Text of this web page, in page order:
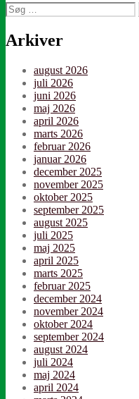
Søg
efter:
Arkiver
august 2026
juli 2026
juni 2026
maj 2026
april 2026
marts 2026
februar 2026
januar 2026
december 2025
november 2025
oktober 2025
september 2025
august 2025
juli 2025
maj 2025
april 2025
marts 2025
februar 2025
december 2024
november 2024
oktober 2024
september 2024
august 2024
juli 2024
maj 2024
april 2024